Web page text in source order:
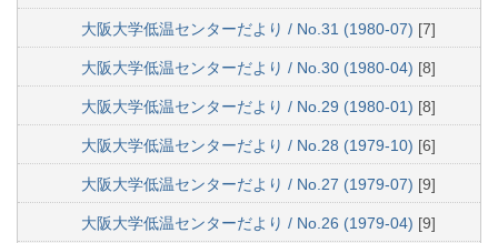
大阪大学低温センターだより / No.31 (1980-07) [7]
大阪大学低温センターだより / No.30 (1980-04) [8]
大阪大学低温センターだより / No.29 (1980-01) [8]
大阪大学低温センターだより / No.28 (1979-10) [6]
大阪大学低温センターだより / No.27 (1979-07) [9]
大阪大学低温センターだより / No.26 (1979-04) [9]